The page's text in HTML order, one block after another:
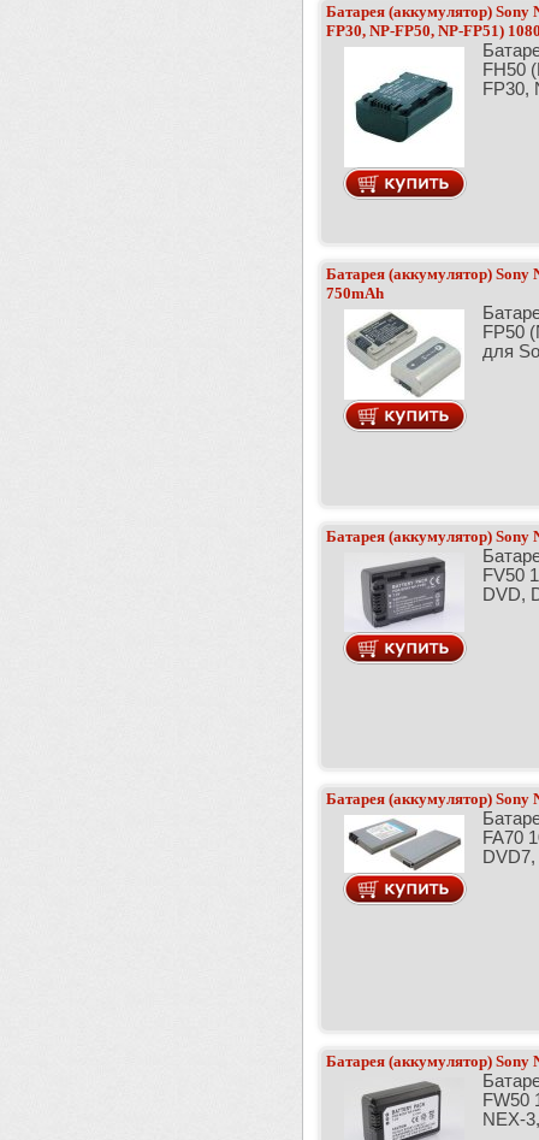
Батарея (аккумулятор) Sony
FP30, NP-FP50, NP-FP51)
FH50
FP30,
Батарея (аккумулятор) Sony
750mAh
FP50
для
Батарея (аккумулятор) Sony
FV50
DVD,
Батарея (аккумулятор) Sony
FA70
Батарея (аккумулятор) Sony
FW50
NEX-